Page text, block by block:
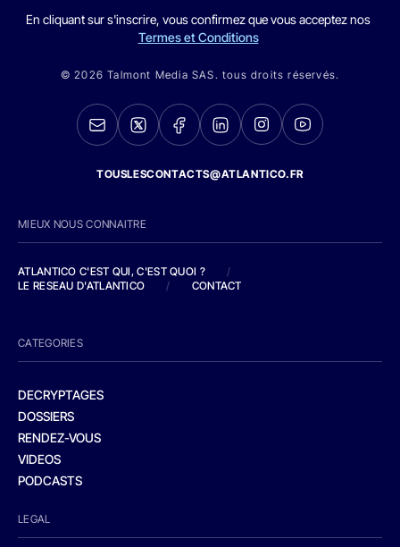
En cliquant sur s'inscrire, vous confirmez que vous acceptez nos
Termes et Conditions
© 2026 Talmont Media SAS. tous droits réservés.
TOUSLESCONTACTS@ATLANTICO.FR
MIEUX NOUS CONNAITRE
ATLANTICO C'EST QUI, C'EST QUOI ?
/
LE RESEAU D'ATLANTICO
/ CONTACT
CATEGORIES
DECRYPTAGES
DOSSIERS
RENDEZ-VOUS
VIDEOS
PODCASTS
LEGAL